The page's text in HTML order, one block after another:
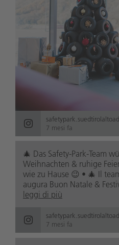
7 mesi fa
🎄 Das Safety-Park-Team
Weihnachten & ruhige
wie zu Hause 😉 • 🎄 Il
augura Buon Natale &
leggi di più
7 mesi fa